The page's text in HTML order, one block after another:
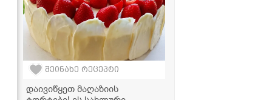
შეინახე რეცეპტი
დაივიწყეთ მაღაზიის